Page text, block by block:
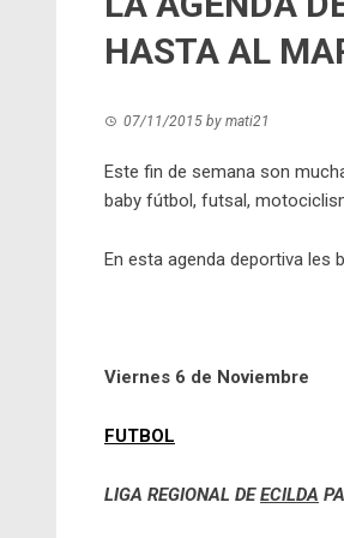
HASTA AL
07/11/2015 by mati21
Este fin de semana son
baby fútbol, futsal,
En esta agenda deportiva les
Viernes 6 de Noviembre
FUTBOL
LIGA REGIONAL DEECILDA